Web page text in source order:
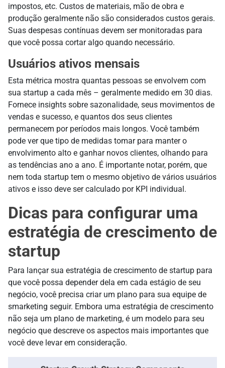
impostos, etc. Custos de materiais, mão de obra e
produção geralmente não são considerados custos gerais.
Suas despesas contínuas devem ser monitoradas para
que você possa cortar algo quando necessário.
Usuários ativos mensais
Esta métrica mostra quantas pessoas se envolvem com
sua startup a cada mês – geralmente medido em 30 dias.
Fornece insights sobre sazonalidade, seus movimentos de
vendas e sucesso, e quantos dos seus clientes
permanecem por períodos mais longos. Você também
pode ver que tipo de medidas tomar para manter o
envolvimento alto e ganhar novos clientes, olhando para
as tendências ano a ano. É importante notar, porém, que
nem toda startup tem o mesmo objetivo de vários usuários
ativos e isso deve ser calculado por KPI individual.
Dicas para configurar uma
estratégia de crescimento de
startup
Para lançar sua estratégia de crescimento de startup para
que você possa depender dela em cada estágio de seu
negócio, você precisa criar um plano para sua equipe de
smarketing seguir. Embora uma estratégia de crescimento
não seja um plano de marketing, é um modelo para seu
negócio que descreve os aspectos mais importantes que
você deve levar em consideração.